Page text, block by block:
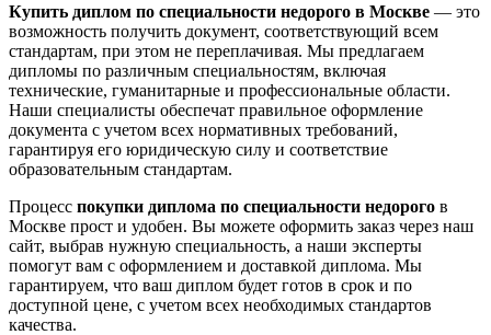
Купить диплом по специальности недорого в Москве — это
возможность получить документ, соответствующий всем
стандартам, при этом не переплачивая. Мы предлагаем
дипломы по различным специальностям, включая
технические, гуманитарные и профессиональные области.
Наши специалисты обеспечат правильное оформление
документа с учетом всех нормативных требований,
гарантируя его юридическую силу и соответствие
образовательным стандартам.
Процесс покупки диплома по специальности недорого в
Москве прост и удобен. Вы можете оформить заказ через наш
сайт, выбрав нужную специальность, а наши эксперты
помогут вам с оформлением и доставкой диплома. Мы
гарантируем, что ваш диплом будет готов в срок и по
доступной цене, с учетом всех необходимых стандартов
качества.